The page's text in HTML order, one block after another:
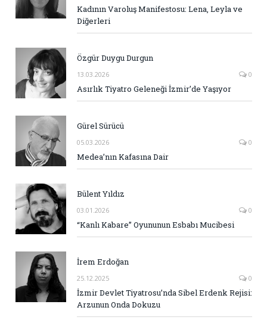
Kadının Varoluş Manifestosu: Lena, Leyla ve
Diğerleri
Özgür Duygu Durgun
13.03.2026 0
Asırlık Tiyatro Geleneği İzmir’de Yaşıyor
Gürel Sürücü
05.03.2026 0
Medea’nın Kafasına Dair
Bülent Yıldız
03.01.2026 0
“Kanlı Kabare” Oyununun Esbabı Mucibesi
İrem Erdoğan
25.12.2025 0
İzmir Devlet Tiyatrosu’nda Sibel Erdenk Rejisi:
Arzunun Onda Dokuzu